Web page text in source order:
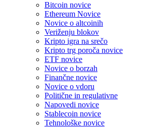
Bitcoin novice
Ethereum Novice
Novice o altcoinih
Veriženju blokov
Kripto igra na srečo
Kripto trg poroča novice
ETF novice
Novice o borzah
Finančne novice
Novice o vdoru
Politične in regulativne
Napovedi novice
Stablecoin novice
Tehnološke novice